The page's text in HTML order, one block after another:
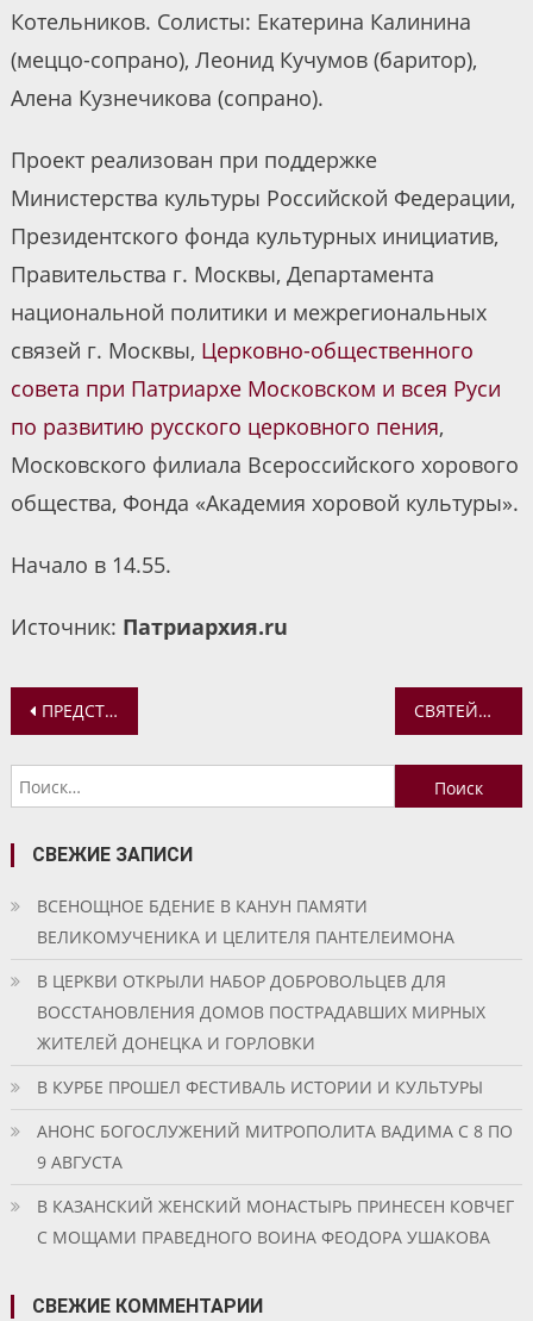
Котельников. Солисты: Екатерина Калинина
(меццо-сопрано), Леонид Кучумов (баритор),
Алена Кузнечикова (сопрано).
Проект реализован при поддержке
Министерства культуры Российской Федерации,
Президентского фонда культурных инициатив,
Правительства г. Москвы, Департамента
национальной политики и межрегиональных
связей г. Москвы, Церковно-общественного
совета при Патриархе Московском и всея Руси
по развитию русского церковного пения,
Московского филиала Всероссийского хорового
общества, Фонда «Академия хоровой культуры».
Начало в 14.55.
Источник: Патриархия.ru
Навигация
по
записям
ПРЕДСТАВИТЕЛИ ЯРОСЛАВСКОЙ ДУХОВНОЙ СЕМИНАРИИ ПРИНЯЛИ УЧАСТИЕ В КОНФЕРЕНЦИИ «РОССИИ ВЕРНЫЕ СЫНЫ: Ф.Ф. УШАКОВ И А.В. СУВОРОВ» СВЯТЕЙШИЙ ПАТРИАРХ КИРИЛЛ ОБРАТИЛСЯ К ПРЕДСТОЯТЕЛЯМ ПОМЕСТНЫХ ЦЕРКВЕЙ, ХРИСТИАНСКИМ ЛИДЕРАМ, РУКОВОДИТЕЛЯМ ГОСУДАРСТВ И МЕЖДУНАРОДНЫХ ОРГАНИЗАЦИЙ В СВЯЗИ С ПРИНЯТИЕМ ЗАКОНА, НАПРАВЛЕННОГО НА ЗАПРЕТ ЭСТОНСКОЙ ПРАВОСЛАВНОЙ ХРИСТИАНСКОЙ ЦЕРКВИ
Найти:
СВЕЖИЕ ЗАПИСИ
ВСЕНОЩНОЕ БДЕНИЕ В КАНУН ПАМЯТИ
ВЕЛИКОМУЧЕНИКА И ЦЕЛИТЕЛЯ ПАНТЕЛЕИМОНА
В ЦЕРКВИ ОТКРЫЛИ НАБОР ДОБРОВОЛЬЦЕВ ДЛЯ
ВОССТАНОВЛЕНИЯ ДОМОВ ПОСТРАДАВШИХ МИРНЫХ
ЖИТЕЛЕЙ ДОНЕЦКА И ГОРЛОВКИ
В КУРБЕ ПРОШЕЛ ФЕСТИВАЛЬ ИСТОРИИ И КУЛЬТУРЫ
АНОНС БОГОСЛУЖЕНИЙ МИТРОПОЛИТА ВАДИМА С 8 ПО
9 АВГУСТА
В КАЗАНСКИЙ ЖЕНСКИЙ МОНАСТЫРЬ ПРИНЕСЕН КОВЧЕГ
С МОЩАМИ ПРАВЕДНОГО ВОИНА ФЕОДОРА УШАКОВА
СВЕЖИЕ КОММЕНТАРИИ